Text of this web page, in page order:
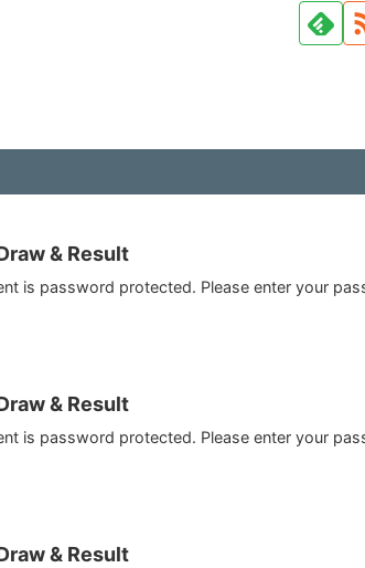
& Result
is password protected. Please enter your
& Result
is password protected. Please enter your
& Result